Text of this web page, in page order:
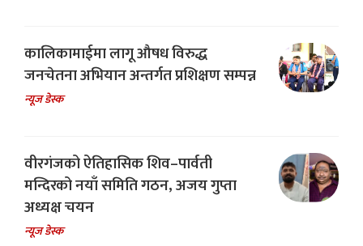
कालिकामाईमा लागू औषध विरुद्ध
जनचेतना अभियान अन्तर्गत प्रशिक्षण सम्पन्न
न्यूज डेस्क
वीरगंजको ऐतिहासिक शिव–पार्वती
मन्दिरको नयाँ समिति गठन, अजय गुप्ता
अध्यक्ष चयन
न्यूज डेस्क